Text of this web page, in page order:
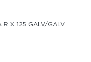
125 GALV/GALV